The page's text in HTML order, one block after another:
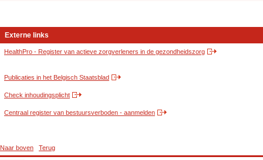
Externe links
HealthPro - Register van actieve zorgverleners in de gezondheidszorg
Publicaties in het Belgisch Staatsblad
Check inhoudingsplicht
Centraal register van bestuursverboden - aanmelden
Naar boven Terug